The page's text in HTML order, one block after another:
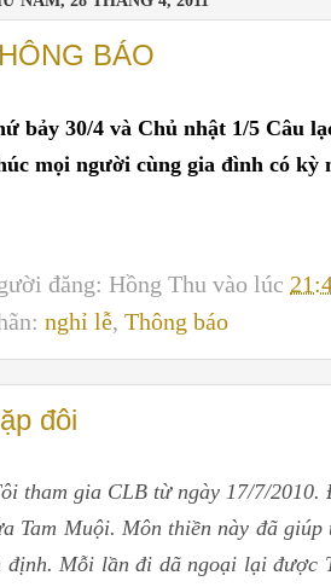
BÁO
bảy 30/4 và Chủ nhật 1/5 Câu
mọi người cùng gia đình có kỳ
đăng: Hồng Thu vào lúc
nghỉ lễ, Thông báo
đôi
tham gia CLB từ ngày 17/7/
Tam Muội. Môn thiền này đã
định. Mỗi lần đi dã ngoại lại được